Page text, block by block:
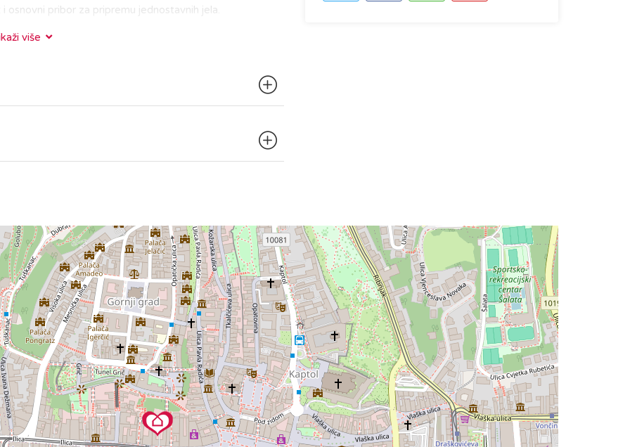
osnovni pribor za pripremu jednostavnih jela.
na Tkalčićevoj ulici, sve vam je nadohvat ruke.
više